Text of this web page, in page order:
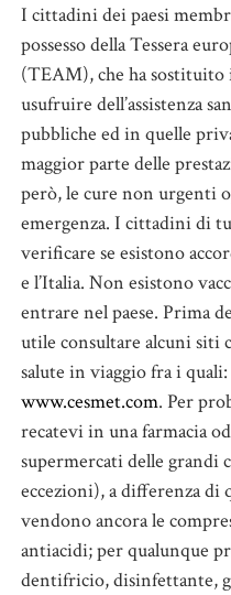
I cittadini dei paesi
possesso della Tessera
(TEAM), che ha sostituito
usufruire dell’assistenza
pubbliche ed in quelle
maggior parte delle
però, le cure non urgenti
emergenza. I cittadini di
verificare se esistono
e l’Italia. Non esistono
entrare nel paese. Prima
utile consultare alcuni siti
salute in viaggio fra i quali:
www.cesmet.com. Per
recatevi in una farmacia
supermercati delle grandi
eccezioni), a differenza
vendono ancora le
antiacidi; per qualunque
dentifricio, disinfettante,